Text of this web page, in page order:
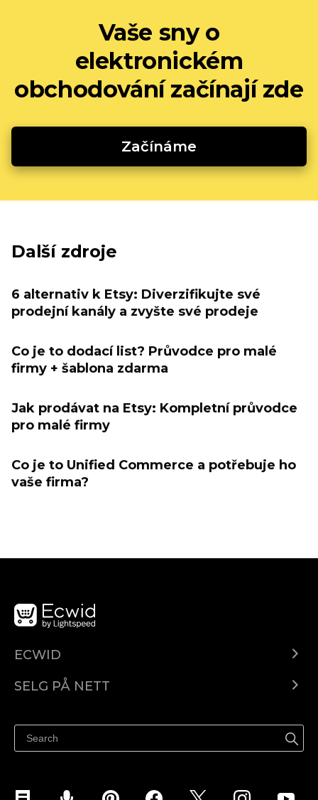
Vaše sny o
elektronickém
obchodování začínají zde
Začínáme
Další zdroje
6 alternativ k Etsy: Diverzifikujte své
prodejní kanály a zvyšte své prodeje
Co je to dodací list? Průvodce pro malé
firmy + šablona zdarma
Jak prodávat na Etsy: Kompletní průvodce
pro malé firmy
Co je to Unified Commerce a potřebuje ho
vaše firma?
ECWID
Pris
SELG PÅ NETT
Selg på Facebook
Selg på Instagram